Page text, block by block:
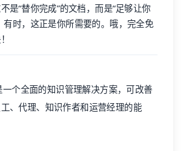
是“替你完成”的文档，而是“足够让你
有时，这正是你所需要的。哦，完全免
一个全面的知识管理解决方案，可改善
、代理、知识作者和运营经理的能